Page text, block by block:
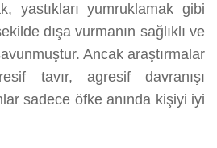
yastıkları yumruklamak gibi
dışa vurmanın sağlıklı ve
Ancak araştırmalar
tavır, agresif davranışı
sadece öfke anında kişiyi iyi